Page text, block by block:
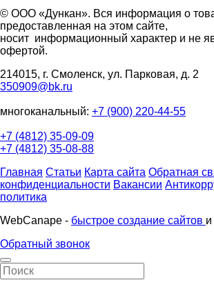
© ООО «Дункан». Вся информация о
предоставленная на этом сайте,
носит информационный характер и не
офертой.
214015, г. Смоленск, ул. Парковая, д. 2
350909@bk.ru
многоканальный: +7 (900) 220-44-55
+7 (4812) 35-09-09
+7 (4812) 35-08-88
Главная Статьи Карта сайта Обратная
конфиденциальности Вакансии
политика
WebCanape - быстрое создание сайтов и
Обратный звонок